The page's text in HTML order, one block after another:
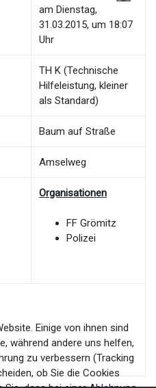
am Dienstag,
31.03.2015, um 18:07
Uhr
TH K (Technische
Hilfeleistung, kleiner
als Standard)
Baum auf Straße
Amselweg
Organisationen
FF Grömitz
Polizei
Einige von ihnen sind
während andere uns helfen,
zu verbessern (Tracking
ob Sie die Cookies